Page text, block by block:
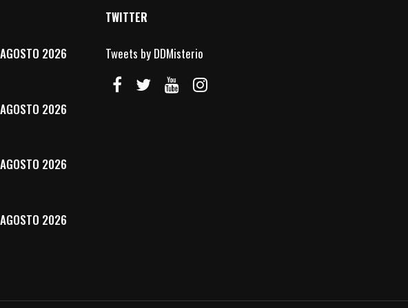
2026
2026
2026
2026
TWITTER
Tweets by DDMisterio